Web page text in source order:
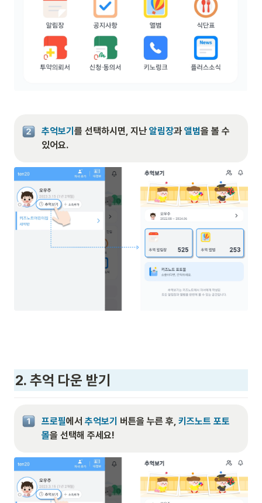
추억보기 를 선택하시면, 지난 알림장과 앨범을 볼 수
있어요.
2. 추억 다운 받기
프로필에서 추억보기 버튼을 누른 후, 키즈노트 포토
몰을 선택해 주세요!